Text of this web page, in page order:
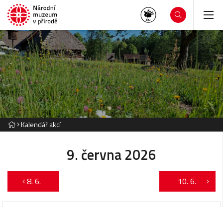
Kalendář akcí
9. června 2026
8. 6. 10. 6.